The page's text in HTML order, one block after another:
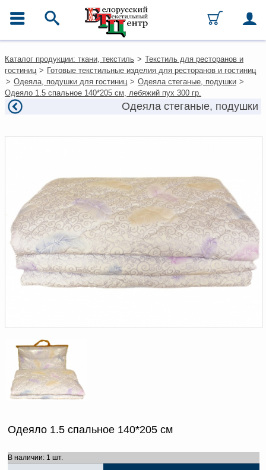
Каталог
Ткани
Домашний текстиль
Одежда
Ковры
гостиниц
Условия работы
Оплата и доставка
Как оформить заказ
Вакансии
Как нас найти
Написать нам
Доверенность на
получение груза
Вопросы и ответы
Новости | Статьи
Каталог продукции: ткани, текстиль > Текстиль для ресторанов и
гостиниц > Готовые текстильные изделия для ресторанов и гостиниц
> Одеяла, подушки для гостиниц > Одеяла стеганые, подушки >
Одеяло 1.5 спальное 140*205 см, лебяжий пух 300 гр.
Одеяла стеганые, подушки
Одеяло 1.5 спальное 140*205 см
В наличии: 1 шт.